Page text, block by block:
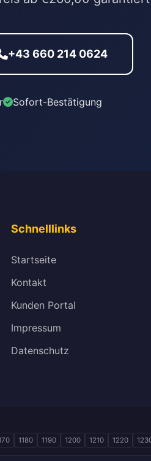
+43 660 214 0624
Sofort-Bestätigung
Schnelllinks
Startseite
Kontakt
Kunden Portal
Impressum
Datenschutz
1180 1190 1200 1210 1220